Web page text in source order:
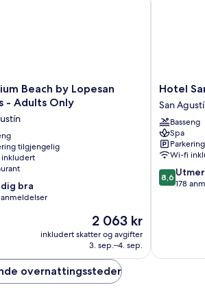
Beach by Lopesan
- Adults Only
tilgjengelig
bra
anmeldelser
Prisen
er
2 063 kr
2 063 kr
inkludert skatter og avgifter
3. sep.–4. sep.
Hotel
San
Agustin
Beach
Club
San
Agustín
Hotel
San
Basseng
Spa
Wi-fi
8.6
av
8,6
178
overnattingssteder